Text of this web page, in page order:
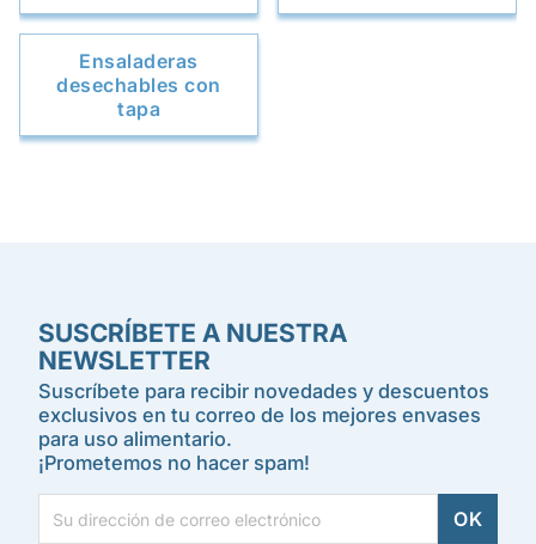
Ensaladeras
desechables con
tapa
SUSCRÍBETE A NUESTRA
NEWSLETTER
Suscríbete para recibir novedades y descuentos
exclusivos en tu correo de los mejores envases
para uso alimentario.
¡Prometemos no hacer spam!